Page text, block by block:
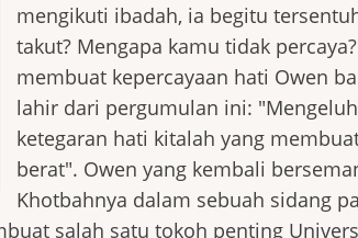
mengikuti ibadah, ia begitu
takut? Mengapa kamu tidak
membuat kepercayaan hati Owen
lahir dari pergumulan ini:
ketegaran hati kitalah yang
berat". Owen yang kembali
Khotbahnya dalam sebuah sidang
salah satu tokoh penting